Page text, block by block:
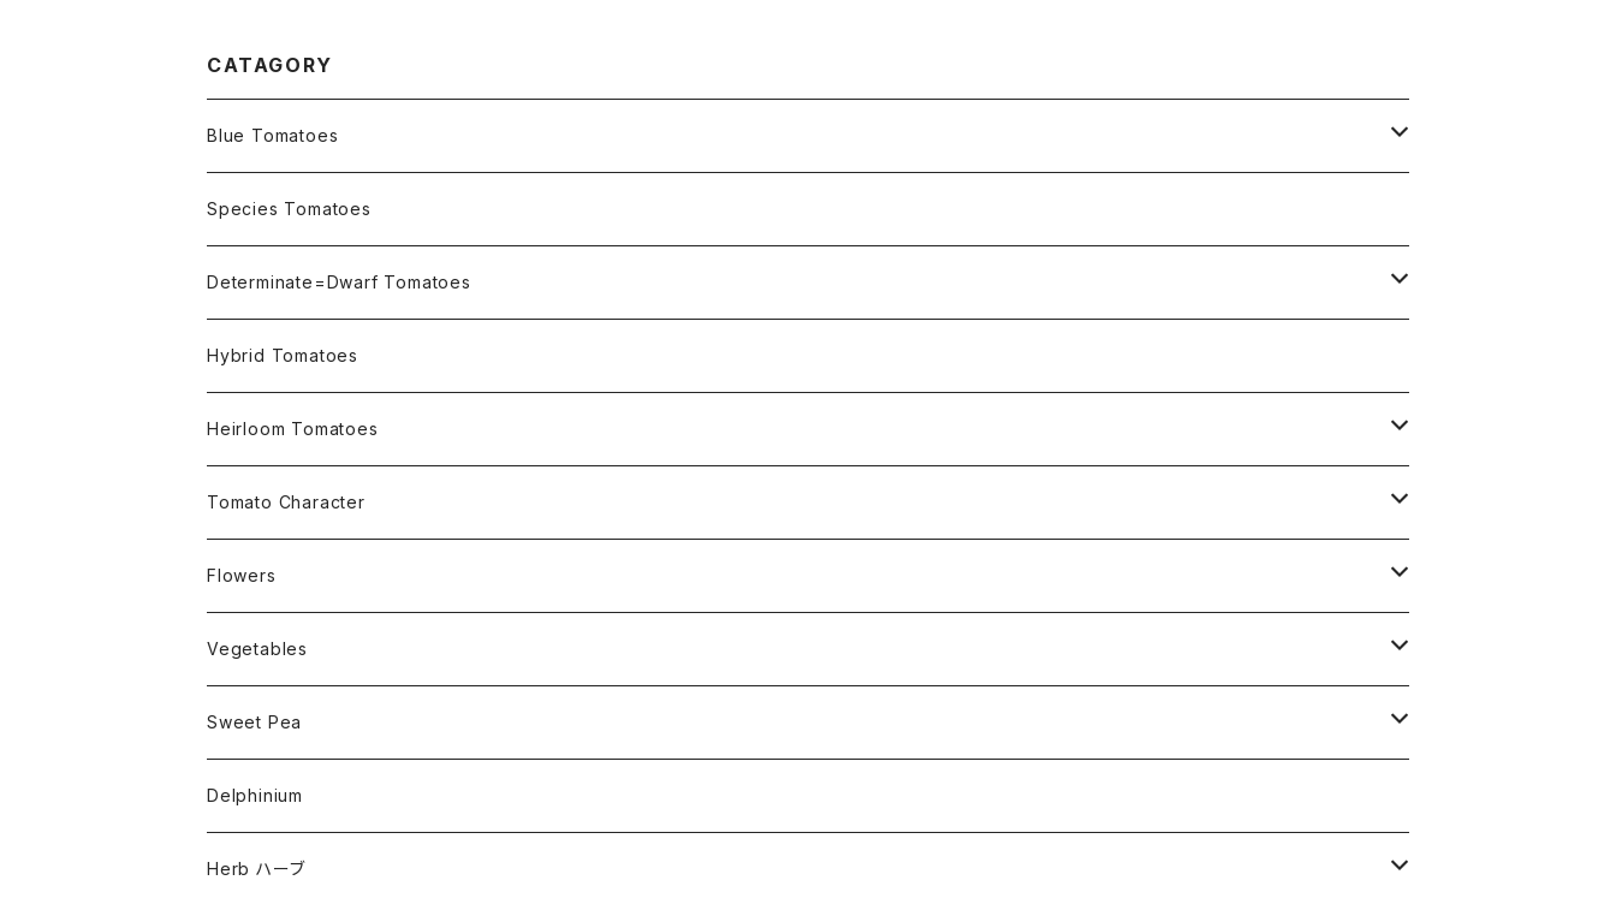
CATAGORY
Blue Tomatoes
OSU INDIGO Series
Not OSU Blue Tomatoes
Species Tomatoes
Determinate=Dwarf Tomatoes
Micro Determinate 10cm~30cm
Small Determinate 30cm~50cm
Medium Determinate 50~100cm
Large Determinate 100~150cm
Semi Indeterminate ~150cm
Hybrid Tomatoes
Heirloom Tomatoes
Amber Heirloom Tomatoes
Bi-Color Heirloom Tomatoes
Black Heirloom Tomatoes
Colorful Heirloom Tomatoes
Crimson Heirloom Tomatoes
Golden Heirloom Tomato
Tomato Character
Culinary Uses
For Canning
For Dry
Disease Resistance
Alternaria Blight
Alternaria Stem Canker
Disorders Resitance
Cold 耐寒性
Cracking 裂果
Flesh or Inside
Beefsteak Flesh
Fruits Shape
Flowers
Nasturtium・ナスターチウム
Vegetables
Amaranthus・アマランサス
Artichoke・アーチチョーク
Asparagus・アスパラガス
Sweet Pea
Dwarf・ドワーフ
Cherub・チュルブ
Early・アーリー品種
Delphinium
Herb ハーブ